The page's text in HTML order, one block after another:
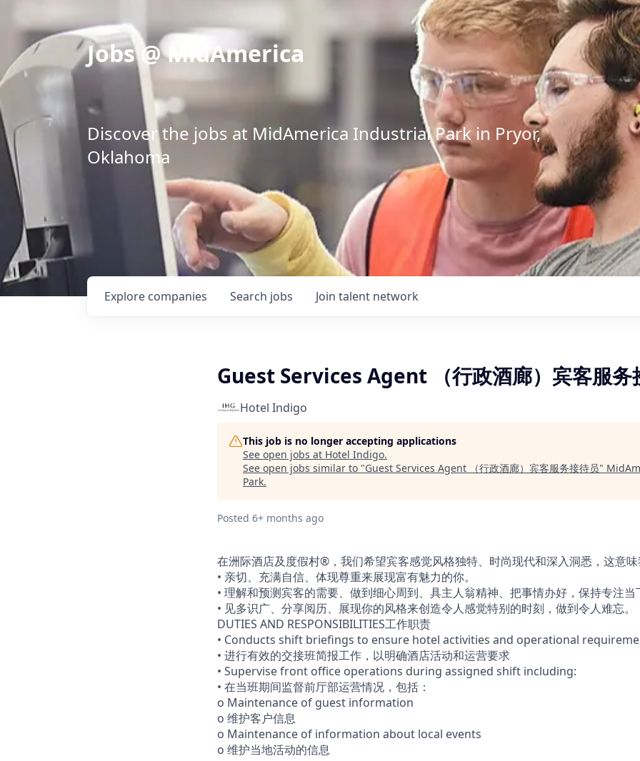
Jobs @ MidAmerica
Discover the jobs at MidAmerica Industrial Park in Pryor,
Oklahoma
Search jobs
Explore companies Join talent network
Guest Services Agent （行政酒廊）宾客服务
Hotel Indigo
This job is no longer accepting applications
See open jobs at Hotel Indigo.
See open jobs similar to "Guest Services Agent （行政酒廊）宾客服务接待员"
Park.
Posted 6+ months ago
在洲际酒店及度假村®，我们希望宾客感觉风格独特、时尚现代和深入洞悉，这意味
• 亲切、充满自信、体现尊重来展现富有魅力的你。
• 理解和预测宾客的需要、做到细心周到、具主人翁精神、把事情办好，保持专注当
• 见多识广、分享阅历、展现你的风格来创造令人感觉特别的时刻，做到令人难忘。
DUTIES AND RESPONSIBILITIES工作职责
• Conducts shift briefings to ensure hotel activities and operational
• 进行有效的交接班简报工作，以明确酒店活动和运营要求
• Supervise front office operations during assigned shift including:
• 在当班期间监督前厅部运营情况，包括：
o Maintenance of guest information
o 维护客户信息
o Maintenance of information about local events
o 维护当地活动的信息